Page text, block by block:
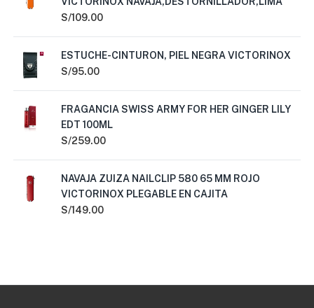
S/109.00
ESTUCHE-CINTURON, PIEL NEGRA VICTORINOX
S/95.00
FRAGANCIA SWISS ARMY FOR HER GINGER LILY
EDT 100ML
S/259.00
NAVAJA ZUIZA NAILCLIP 580 65 MM ROJO
VICTORINOX PLEGABLE EN CAJITA
S/149.00